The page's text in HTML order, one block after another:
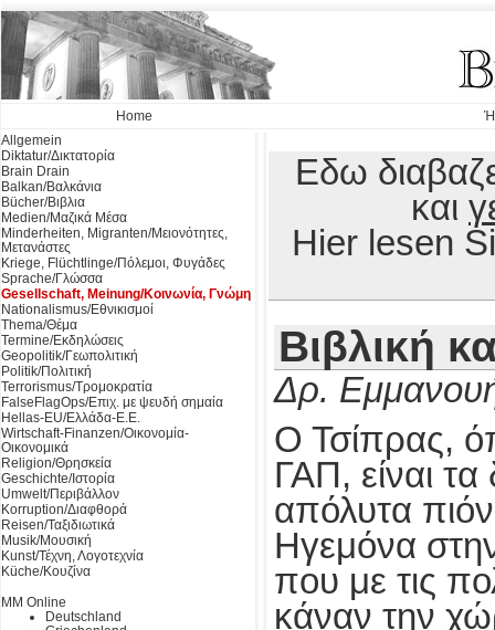
Home
Ή
Allgemein
Diktatur/Δικτατορία
Brain Drain
Balkan/Βαλκάνια
Bücher/Βιβλια
Medien/Μαζικά Μέσα
Minderheiten, Migranten/Μειονότητες,
Μετανάστες
Kriege, Flüchtlinge/Πόλεμοι, Φυγάδες
Sprache/Γλώσσα
Gesellschaft, Meinung/Κοινωνία, Γνώμη
Nationalismus/Εθνικισμοί
Thema/Θέμα
Termine/Εκδηλώσεις
Geopolitik/Γεωπολιτική
Politik/Πολιτική
Terrorismus/Τρομοκρατία
FalseFlagOps/Επιχ. με ψευδή σημαία
Hellas-EU/Ελλάδα-Ε.Ε.
Wirtschaft-Finanzen/Οικονομία-
Οικονομικά
Religion/Θρησκεία
Geschichte/Ιστορία
Umwelt/Περιβάλλον
Korruption/Διαφθορά
Reisen/Ταξιδιωτικά
Musik/Μουσική
Kunst/Τέχνη, Λογοτεχνία
Küche/Κουζίνα
MM Online
Deutschland
Εδω
και
Hier lesen
Βιβλική
Δρ.
Ο Τσίπρας,
ΓΑΠ, είναι τα
απόλυτα
Ηγεμόνα
που με τις
κάναν την